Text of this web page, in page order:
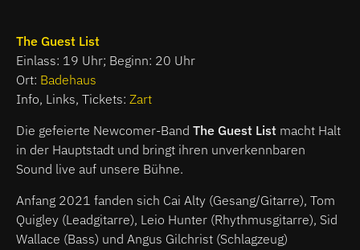
The Guest List
Einlass: 19 Uhr; Beginn: 20 Uhr
Ort: Badehaus
Info, Links, Tickets: Zart
Die gefeierte Newcomer-Band The Guest List macht Halt
in der Hauptstadt und bringt ihren unverkennbaren
Sound live auf unsere Bühne.
Anfang 2021 fanden sich Cai Alty (Gesang/Gitarre), Tom
Quigley (Leadgitarre), Leio Hunter (Rhythmusgitarre), Sid
Wallace (Bass) und Angus Gilchrist (Schlagzeug)